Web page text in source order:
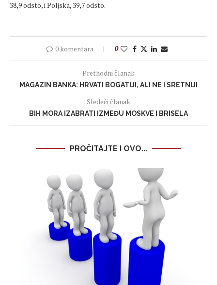
38,9 odsto, i Poljska, 39,7 odsto.
0 komentara 0
Prethodni članak
MAGAZIN BANKA: HRVATI BOGATIJI, ALI NE I SRETNIJI
Sledeći članak
BIH MORA IZABRATI IZMEĐU MOSKVE I BRISELA
PROČITAJTE I OVO...